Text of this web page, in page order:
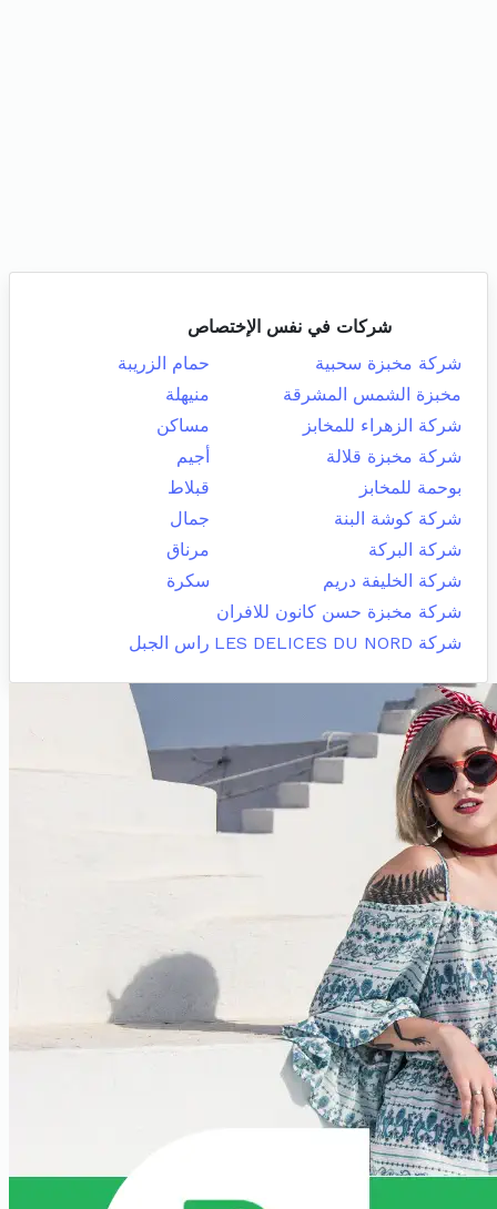
شركات في نفس الإختصاص
شركة مخبزة سحبية
حمام الزريبة
مخبزة الشمس المشرقة
منيهلة
شركة الزهراء للمخابز
مساكن
شركة مخبزة قلالة
أجيم
بوحمة للمخابز
قبلاط
شركة كوشة البنة
جمال
شركة البركة
مرناق
شركة الخليفة دريم
سكرة
شركة مخبزة حسن كانون للافران
شركة LES DELICES DU NORD
راس الجبل